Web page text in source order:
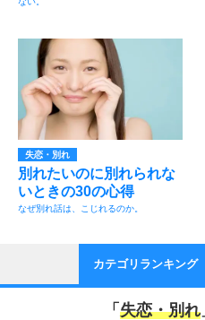
失恋・別れ
別れたいのに別れられな
いときの30の心得
なぜ別れ話は、こじれるのか。
カテゴリランキング
「 失恋・別れ